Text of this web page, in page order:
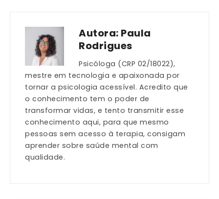
Autora: Paula
Rodrigues
Psicóloga (CRP 02/18022),
mestre em tecnologia e apaixonada por
tornar a psicologia acessível. Acredito que
o conhecimento tem o poder de
transformar vidas, e tento transmitir esse
conhecimento aqui, para que mesmo
pessoas sem acesso à terapia, consigam
aprender sobre saúde mental com
qualidade.